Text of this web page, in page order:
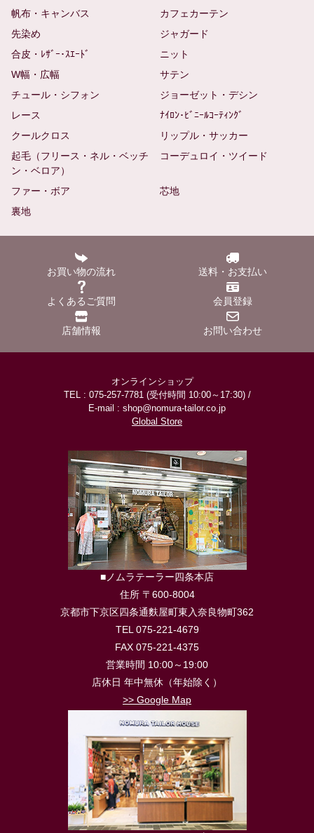
帆布・キャンバス
カフェカーテン
先染め
ジャガード
合皮・ﾚｻﾞｰ･ｽｴｰﾄﾞ
ニット
W幅・広幅
サテン
チュール・シフォン
ジョーゼット・デシン
レース
ﾅｲﾛﾝ･ﾋﾞﾆｰﾙｺｰﾃｨﾝｸﾞ
クールクロス
リップル・サッカー
起毛（フリース・ネル・ベッチ
ン・ベロア）
コーデュロイ・ツイード
ファー・ボア
芯地
裏地
お買い物の流れ 送料・お支払い
よくあるご質問 会員登録
店舗情報 お問い合わせ
オンラインショップ
TEL : 075-257-7781 (受付時間 10:00～17:30) /
E-mail : shop@nomura-tailor.co.jp
Global Store
■ノムラテーラー四条本店
住所 〒600-8004
京都市下京区四条通麩屋町東入奈良物町362
TEL 075-221-4679
FAX 075-221-4375
営業時間 10:00～19:00
店休日 年中無休（年始除く）
>> Google Map